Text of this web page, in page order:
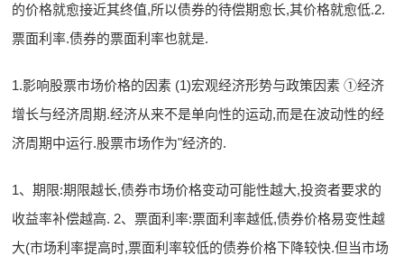
的价格就愈接近其终值,所以债券的待偿期愈长,其价格就愈低.2.
票面利率.债券的票面利率也就是.
1.影响股票市场价格的因素 (1)宏观经济形势与政策因素 ①经济
增长与经济周期.经济从来不是单向性的运动,而是在波动性的经
济周期中运行.股票市场作为"经济的.
1、期限:期限越长,债券市场价格变动可能性越大,投资者要求的
收益率补偿越高. 2、票面利率:票面利率越低,债券价格易变性越
大(市场利率提高时,票面利率较低的债券价格下降较快.但当市场